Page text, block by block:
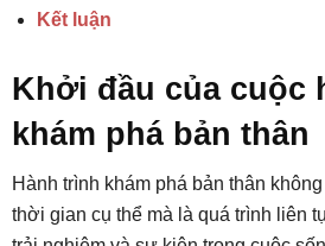
Kết luận
Khởi đầu của cuộc
khám phá bản thân
Hành trình khám phá bản thân
thời gian cụ thể mà là quá trình liên